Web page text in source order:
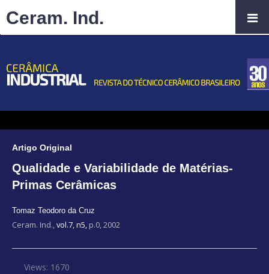
Artigo Original
Qualidade e Variabilidade de Matérias-
Primas Cerâmicas
Tomaz Teodoro da Cruz
Ceram. Ind.,vol.7, n5, p.0, 2002
Views: 1670
Ceram. Ind.